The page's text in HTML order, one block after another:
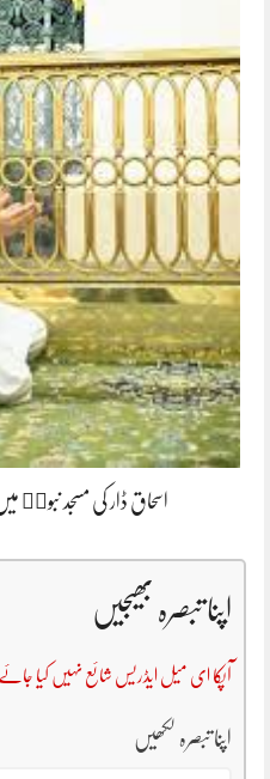
اسحاق ڈار کی مسجد نبویۖ
اپنا تبصرہ بھیجیں
آپکا ای میل ایڈریس شائع نہیں کیا جائے
اپنا تبصرہ لکھیں